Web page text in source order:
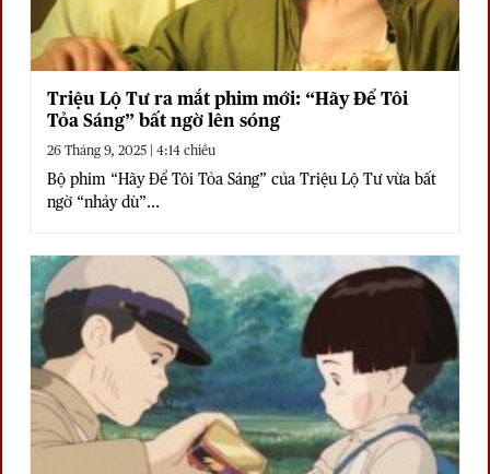
Triệu Lộ Tư ra mắt phim mới: “Hãy Để Tôi
Tỏa Sáng” bất ngờ lên sóng
26 Tháng 9, 2025 | 4:14 chiều
Bộ phim “Hãy Để Tôi Tỏa Sáng” của Triệu Lộ Tư vừa bất
ngờ “nhảy dù”...